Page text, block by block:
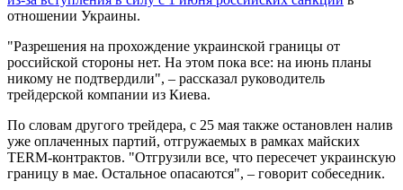
отношении Украины.
"Разрешения на прохождение украинской границы от
российской стороны нет. На этом пока все: на июнь планы
никому не подтвердили", – рассказал руководитель
трейдерской компании из Киева.
По словам другого трейдера, с 25 мая также остановлен налив
уже оплаченных партий, отгружаемых в рамках майских
TERM-контрактов. "Отгрузили все, что пересечет украинскую
границу в мае. Остальное опасаются", – говорит собеседник.